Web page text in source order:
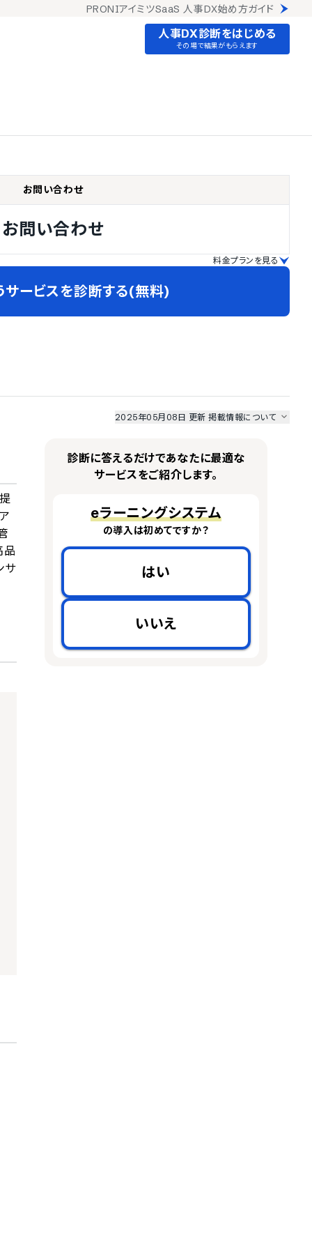
PRONIアイミツSaaS 人事DX始め方ガイド
人事DX診断をはじめる
その場で結果がもらえます
お問い合わせ
お問い合わせ
料金プランを見る
サービスを診断する(無料)
2025年05月08日 更新掲載情報について
一部
PRONIアイミツSaaS
のサービスデータを参照しています。
人事DX最強ナビ編集部 情報取得元
品
サ
診断に答えるだけであなたに最適な
サービスをご紹介します。
eラーニングシステム
の導入は初めてですか？
はい
いいえ